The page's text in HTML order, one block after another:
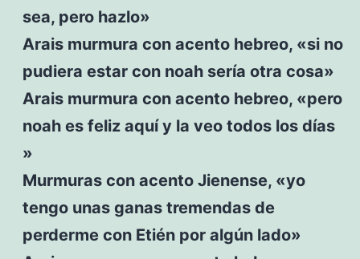
sea, pero hazlo»
Arais murmura con acento hebreo, «si no
pudiera estar con noah sería otra cosa»
Arais murmura con acento hebreo, «pero
noah es feliz aquí y la veo todos los días
»
Murmuras con acento Jienense, «yo
tengo unas ganas tremendas de
perderme con Etién por algún lado»